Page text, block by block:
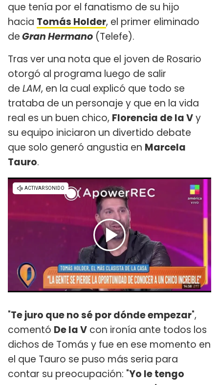
que tenía por el fanatismo de su hijo
hacia Tomás Holder, el primer eliminado
deGran Hermano (Telefe).
Tras ver una nota que el joven de Rosario
otorgó al programa luego de salir
de LAM, en la cual explicó que todo se
trataba de un personaje y que en la vida
real es un buen chico, Florencia de la Vy
su equipo iniciaron un divertido debate
que solo generó angustia en Marcela
Tauro.
"Te juro que no sé por dónde empezar",
comentó De la V con ironía ante todos los
dichos de Tomás y fue en ese momento en
el que Tauro se puso más seria para
contar su preocupación: "Yo le tengo